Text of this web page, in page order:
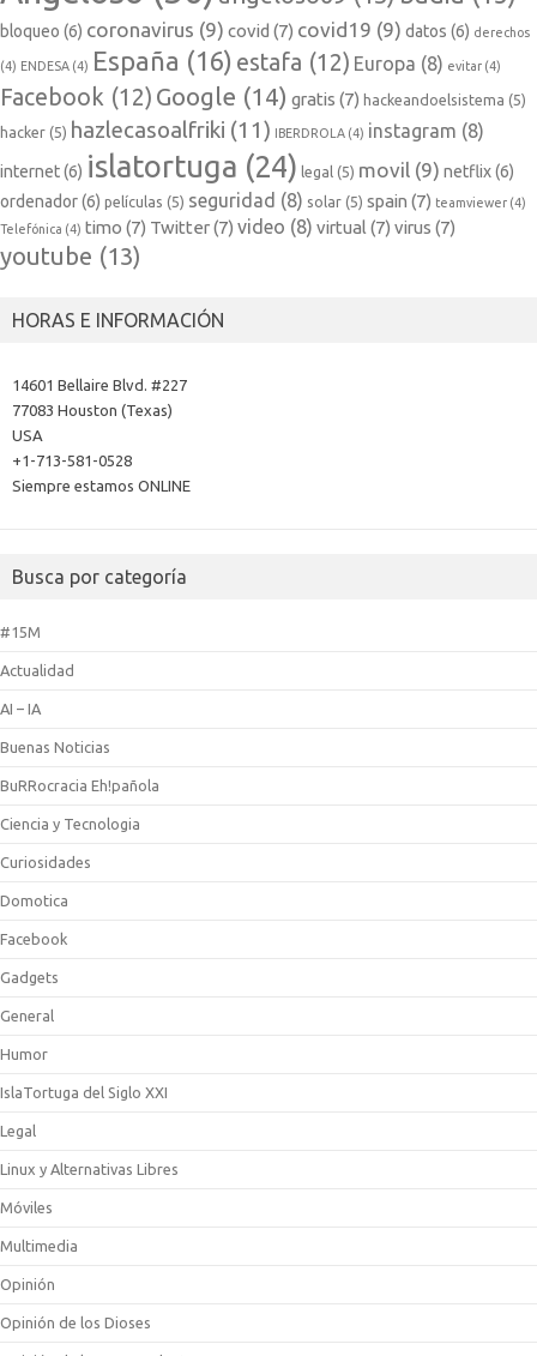
bloqueo (6) coronavirus (9) covid (7) covid19 (9) datos (6) derechos
(4) ENDESA (4) España (16) estafa (12) Europa (8) evitar (4)
Facebook (12) Google (14) gratis (7) hackeandoelsistema (5)
hacker (5) hazlecasoalfriki (11) IBERDROLA (4) instagram (8)
internet(6) islatortuga (24) legal (5) movil (9) netflix(6)
ordenador(6) películas (5) seguridad (8) solar (5) spain (7) teamviewer (4)
Telefónica (4) timo (7) Twitter(7) video (8) virtual (7) virus (7)
youtube (13)
HORAS E INFORMACIÓN
14601 Bellaire Blvd. #227
77083 Houston (Texas)
USA
+1-713-581-0528
Siempre estamos ONLINE
Busca por categoría
#15M
Actualidad
AI – IA
Buenas Noticias
BuRRocracia Eh!pañola
Ciencia y Tecnologia
Curiosidades
Domotica
Facebook
Gadgets
General
Humor
IslaTortuga del Siglo XXI
Legal
Linux y Alternativas Libres
Móviles
Multimedia
Opinión
Opinión de los Dioses